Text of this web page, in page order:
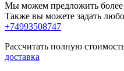
Мы можем предложить более
Также вы можете задать
+74993508747
Рассчитать полную
доставка